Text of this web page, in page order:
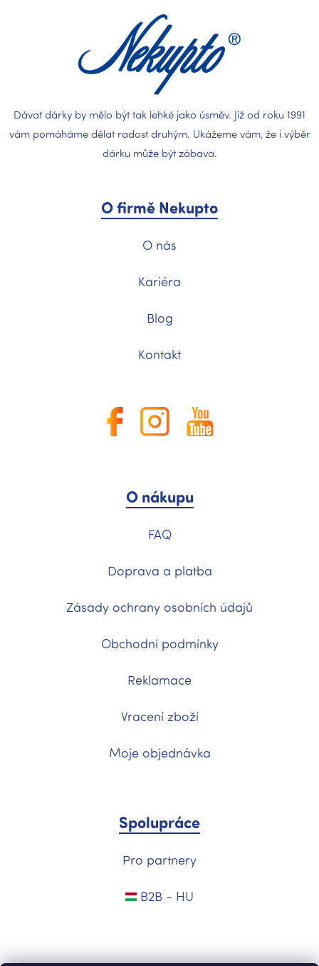
Dávat dárky by mělo být tak lehké jako úsměv. Již od roku 1991
vám pomáháme dělat radost druhým. Ukážeme vám, že i výběr
dárku může být zábava.
O firmě Nekupto
O nás
Kariéra
Blog
Kontakt
O nákupu
FAQ
Doprava a platba
Zásady ochrany osobních údajů
Obchodní podmínky
Reklamace
Vracení zboží
Moje objednávka
Spolupráce
Pro partnery
B2B - HU